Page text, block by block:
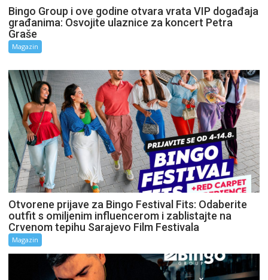
Bingo Group i ove godine otvara vrata VIP događaja
građanima: Osvojite ulaznice za koncert Petra
Graše
Magazin
Otvorene prijave za Bingo Festival Fits: Odaberite
outfit s omiljenim influencerom i zablistajte na
Crvenom tepihu Sarajevo Film Festivala
Magazin